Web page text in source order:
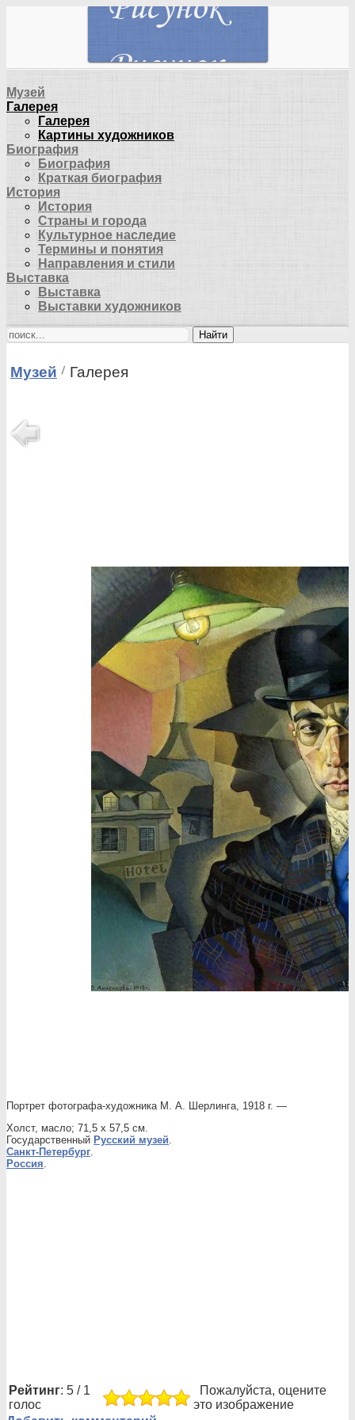
Музей
Галерея
Галерея
Картины художников
Биография
Биография
Краткая биография
История
История
Страны и города
Культурное наследие
Термины и понятия
Направления и стили
Выставка
Выставка
Выставки художников
Найти
Музей Галерея
Портрет фотографа-художника М. А. Шерлинга, 1918 г. —
Холст, масло; 71,5 х 57,5 см.
Государственный Русский музей.
Санкт-Петербург.
Россия.
Рейтинг: 5 / 1
голос
Пожалуйста, оцените
это изображение